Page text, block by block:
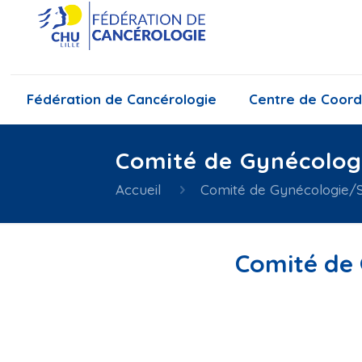
Fédération de Cancérologie Centre de
Comité de
Accueil Comité de Gynécologie/
Comité